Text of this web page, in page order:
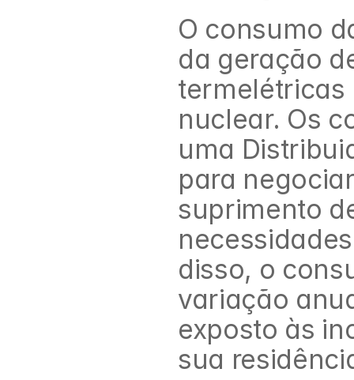
O consumo
da geração
termelétricas
nuclear. Os
uma
para
suprimento
disso, o
variação
exposto às
sua